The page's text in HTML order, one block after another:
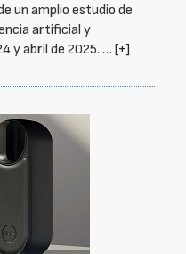
un amplio estudio de
artificial y
y abril de 2025. … [+]